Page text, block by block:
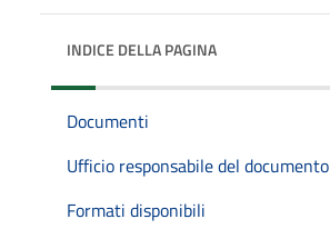
INDICE DELLA PAGINA
Documenti
Ufficio responsabile del documento
Formati disponibili